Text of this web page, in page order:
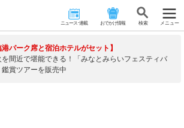
ニュース･連載 おでかけ情報 検 索 メニュー
港パーク席と宿泊ホテルがセット】
を間近で堪能できる！「みなとみらいフェスティバ
鑑賞ツアーを販売中